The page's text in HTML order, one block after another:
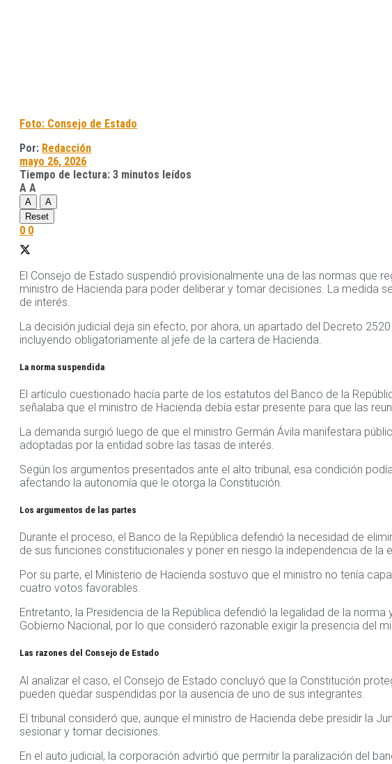
Foto: Consejo de Estado
Por: Redacción
mayo 26, 2026
Tiempo de lectura: 3 minutos leídos
A A
A
A
Reset
0 0
El Consejo de Estado suspendió provisionalmente una de las normas que
ministro de Hacienda para poder deliberar y tomar decisiones. La medida
de interés.
La decisión judicial deja sin efecto, por ahora, un apartado del Decreto
incluyendo obligatoriamente al jefe de la cartera de Hacienda.
La norma suspendida
El artículo cuestionado hacía parte de los estatutos del Banco de la
señalaba que el ministro de Hacienda debía estar presente para que las
La demanda surgió luego de que el ministro Germán Ávila manifestara
adoptadas por la entidad sobre las tasas de interés.
Según los argumentos presentados ante el alto tribunal, esa condición
afectando la autonomía que le otorga la Constitución.
Los argumentos de las partes
Durante el proceso, el Banco de la República defendió la necesidad de
de sus funciones constitucionales y poner en riesgo la independencia de la
Por su parte, el Ministerio de Hacienda sostuvo que el ministro no tenía
cuatro votos favorables.
Entretanto, la Presidencia de la República defendió la legalidad de la
Gobierno Nacional, por lo que consideró razonable exigir la presencia del
Las razones del Consejo de Estado
Al analizar el caso, el Consejo de Estado concluyó que la Constitución
pueden quedar suspendidas por la ausencia de uno de sus integrantes.
El tribunal consideró que, aunque el ministro de Hacienda debe presidir la
sesionar y tomar decisiones.
En el auto judicial, la corporación advirtió que permitir la paralización del